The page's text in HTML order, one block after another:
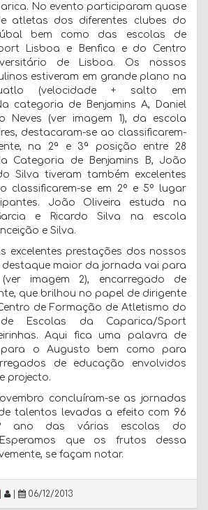
No evento participaram quase
atletas dos diferentes clubes do
bem como das escolas de
Lisboa e Benfica e do Centro
de Lisboa. Os nossos
estiveram em grande plano na
(velocidade + salto em
categoria de Benjamins A, Daniel
Neves (ver imagem 1), da escola
destacaram-se ao classificarem-
na 2ª e 3ª posição entre 28
Categoria de Benjamins B, João
Silva tiveram também excelentes
classificarem-se em 2º e 5º lugar
João Oliveira estuda na
e Ricardo Silva na escola
e Silva.
excelentes prestações dos nossos
destaque maior da jornada vai para
imagem 2), encarregado de
que brilhou no papel de dirigente
de Formação de Atletismo do
Escolas da Caparica/Sport
Aqui fica uma palavra de
para o Augusto bem como para
de educação envolvidos
projecto.
concluíram-se as jornadas
talentos levadas a efeito com 96
ano das várias escolas do
que os frutos dessa
se façam notar.
06/12/2013